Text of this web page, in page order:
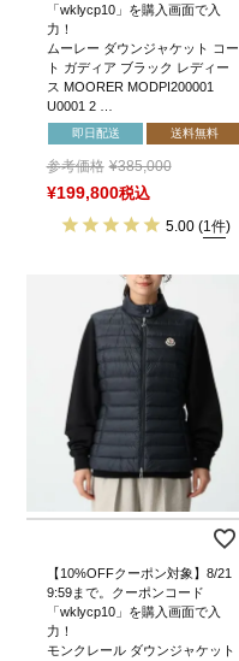
「wklycp10」を購入画面で入
力！
ムーレー ダウンジャケット コー
ト ガディア ブラック レディー
ス MOORER MODPI200001
U0001 2 …
即日配送 送料無料
参考価格 ¥385,000
¥199,800税込
5.00 (1件)
【10%OFFクーポン対象】8/21
9:59まで。クーポンコード
「wklycp10」を購入画面で入
力！
モンクレール ダウンジャケット